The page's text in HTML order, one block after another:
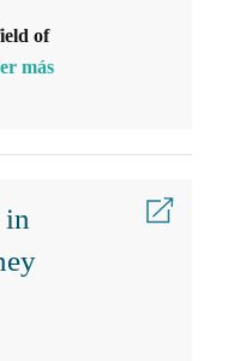
of
más